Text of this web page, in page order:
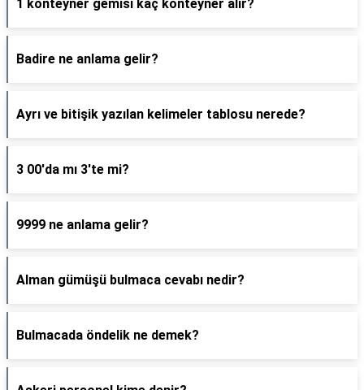
1 konteyner gemisi kaç konteyner alır?
Badire ne anlama gelir?
Ayrı ve bitişik yazılan kelimeler tablosu nerede?
3 00'da mı 3'te mi?
9999 ne anlama gelir?
Alman gümüşü bulmaca cevabı nedir?
Bulmacada öndelik ne demek?